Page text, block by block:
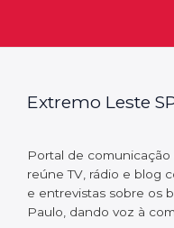
Extremo Leste
Portal de
reúne TV, rádio e blog
e entrevistas sobre os
Paulo, dando voz à